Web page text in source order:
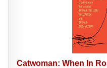
Catwoman: When In